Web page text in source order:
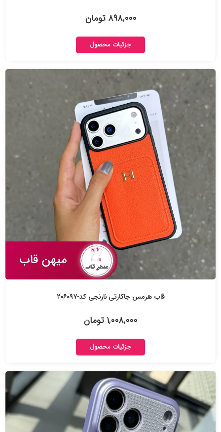
۸۹۸,۰۰۰ تومان
جزئیات محصول
قاب هرمس جاکارتی نارنجی کد-۲۰۶۰۹۷
۱,۰۰۸,۰۰۰ تومان
جزئیات محصول